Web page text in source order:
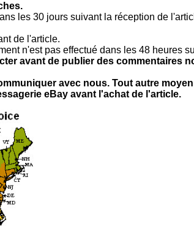
les 30 jours suivant la réception de
de l'article.
n'est pas effectué dans les 48 heures
avant de publier des commentaires
avec nous. Tout autre
eBay avant l'achat de l'article.